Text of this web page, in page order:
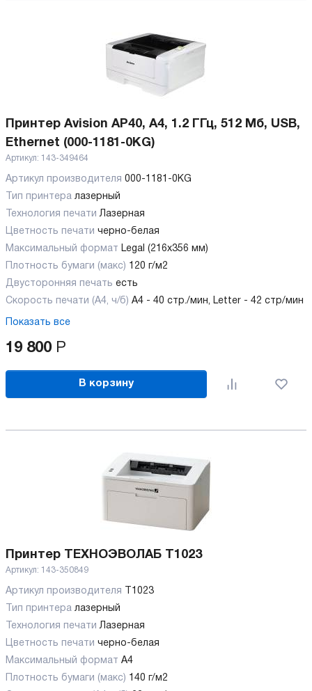
Принтер Avision AP40, А4, 1.2 ГГц, 512 Мб, USB,
Ethernet (000-1181-0KG)
Артикул: 143-349464
Артикул производителя 000-1181-0KG
Тип принтера лазерный
Технология печати Лазерная
Цветность печати черно-белая
Максимальный формат Legal (216x356 мм)
Плотность бумаги (макс) 120 г/м2
Двусторонняя печать есть
Скорость печати (А4, ч/б) A4 - 40 стр./мин, Letter - 42 стр/мин
Показать все
19 800 Р
В корзину
Принтер ТЕХНОЭВОЛАБ Т1023
Артикул: 143-350849
Артикул производителя
T1023
Тип принтера лазерный
Технология печати Лазерная
Цветность печати черно-белая
Максимальный формат А4
Плотность бумаги (макс) 140 г/м2